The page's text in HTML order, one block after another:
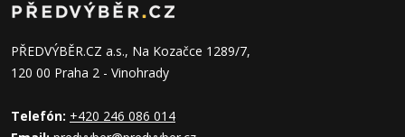
PŘEDVÝBĚR.CZ a.s., Na Kozačce 1289/7,
120 00 Praha 2 - Vinohrady
Telefón: +420 246 086 014